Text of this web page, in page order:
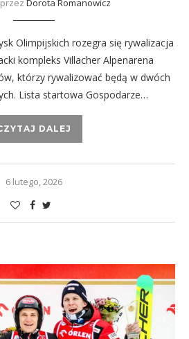
Dorota Romanowicz
Olimpijskich rozegra się rywalizacja
kompleks Villacher Alpenarena
którzy rywalizować będą w dwóch
Lista startowa Gospodarze…
DALEJ
6 lutego, 2026